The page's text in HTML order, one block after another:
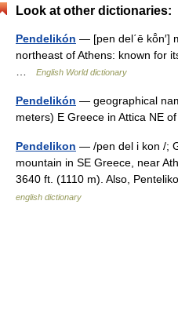
Look at other dictionaries:
Pendelikón — [pen del΄ē kō̂n′]
northeast of Athens: known for
English World dictionary
Pendelikón — geographical
meters) E Greece in Attica NE
Pendelikon — /pen del i kon /;
mountain in SE Greece, near
3640 ft. (1110 m). Also,
english dictionary